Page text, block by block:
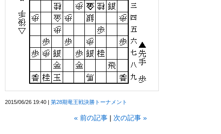
2015/06/26 19:40 第28期竜王戦決勝トーナメント
« 前の記事 次の記事 »